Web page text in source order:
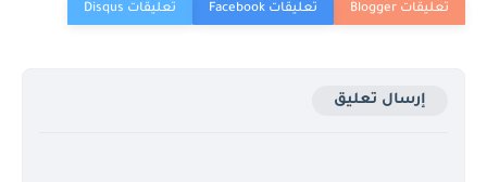
إرسال تعليق